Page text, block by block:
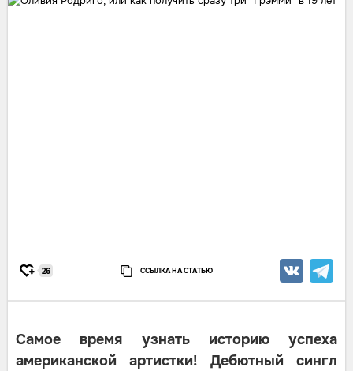
26 ССЫЛКА НА СТАТЬЮ
Самое время узнать историю успеха
американской артистки! Дебютный сингл